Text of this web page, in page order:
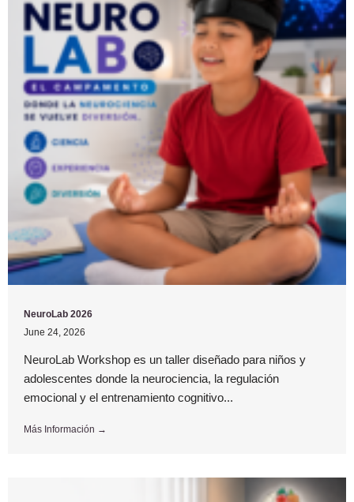
NeuroLab 2026
June 24, 2026
NeuroLab Workshop es un taller diseñado para niños y
adolescentes donde la neurociencia, la regulación
emocional y el entrenamiento cognitivo...
Más Información →